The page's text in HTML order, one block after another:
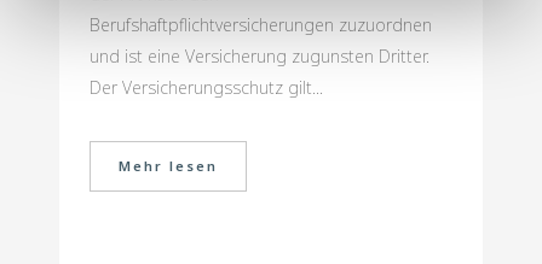
Berufshaftpflichtversicherungen zuzuordnen
und ist eine Versicherung zugunsten Dritter.
Der Versicherungsschutz gilt...
Mehr lesen